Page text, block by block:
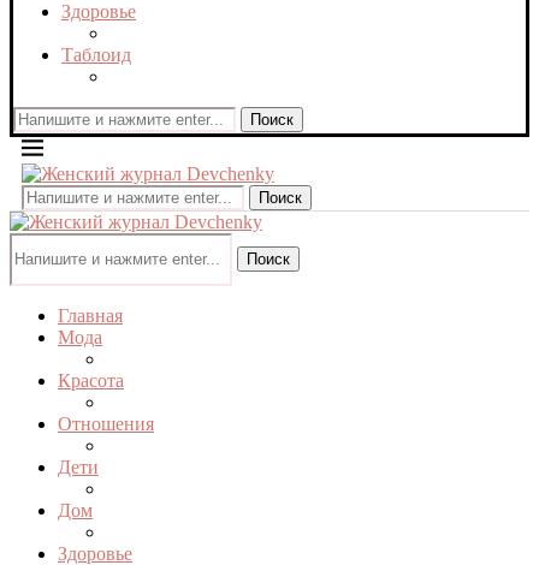
Здоровье
Таблоид
Поиск
Поиск
Поиск
Главная
Мода
Красота
Отношения
Дети
Дом
Здоровье